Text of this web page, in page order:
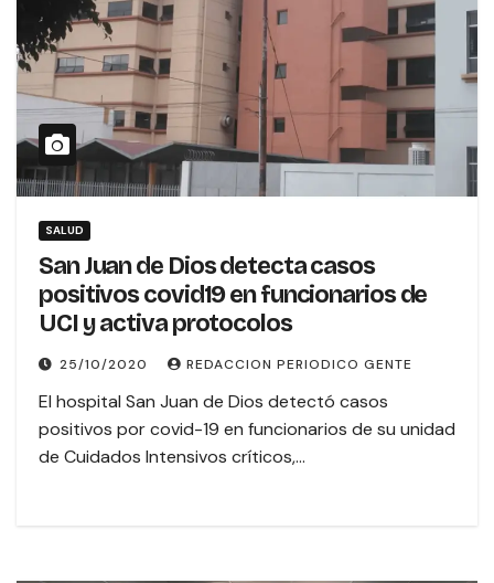
SALUD
San Juan de Dios detecta casos
positivos covid19 en funcionarios de
UCI y activa protocolos
25/10/2020 REDACCION PERIODICO GENTE
El hospital San Juan de Dios detectó casos
positivos por covid-19 en funcionarios de su unidad
de Cuidados Intensivos críticos,…